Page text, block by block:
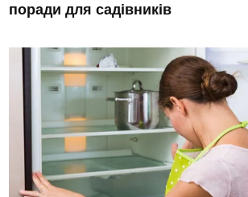
поради для садівників